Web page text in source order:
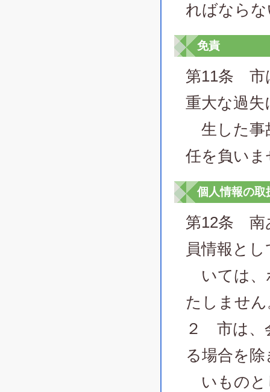
ればなら
免責
第11条 市
重大な過
生した事
任を負い
個人情報の取
第12条 南
員情報と
いては、
たしませ
２ 市は、
る場合を
いものと